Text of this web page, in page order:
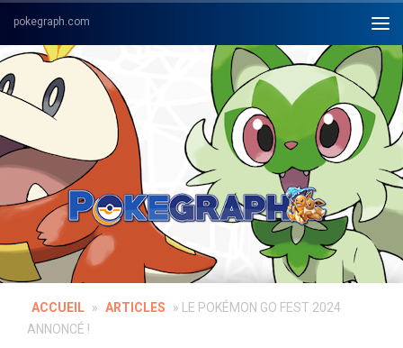
Skip to content
ACCUEIL » ARTICLES »
LE POKÉMON GO FEST 2024
ANNONCÉ !